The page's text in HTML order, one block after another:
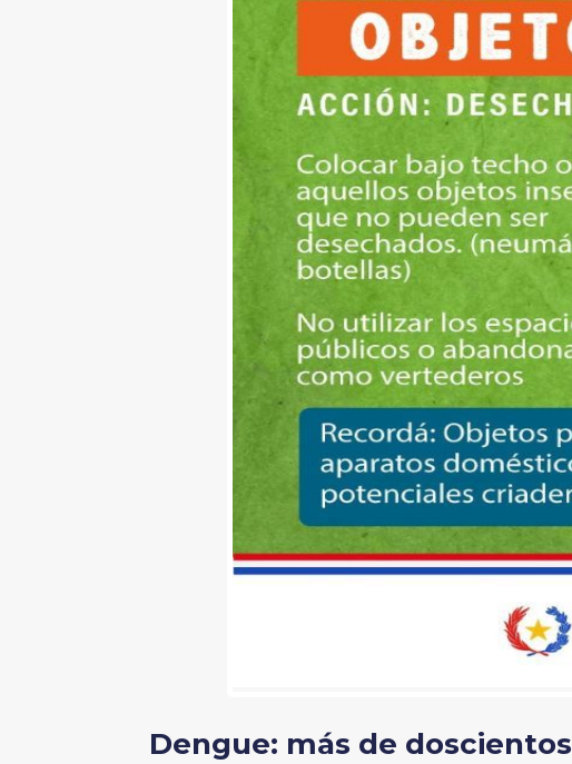
Dengue: más de